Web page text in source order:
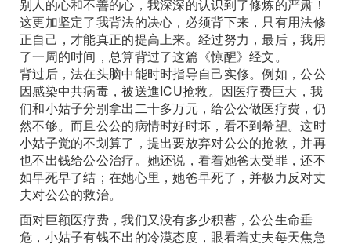
别人的心和不善的心，我深深的认识到了修炼的严肃！
这更加坚定了我背法的决心，必须背下来，只有用法修
正自己，才能真正的提高上来。经过努力，最后，我用
了一周的时间，总算背过了这篇《惊醒》经文。
背过后，法在头脑中能时时指导自己实修。例如，公公
因感染中共病毒，被送進ICU抢救。因医疗费巨大，我
们和小姑子分别拿出二十多万元，给公公做医疗费，仍
然不够。而且公公的病情时好时坏，看不到希望。这时
小姑子觉的不划算了，提出要放弃对公公的抢救，并再
也不出钱给公公治疗。她还说，看着她爸太受罪，还不
如早死早了结；在她心里，她爸早死了，并极力反对丈
夫对公公的救治。
面对巨额医疗费，我们又没有多少积蓄，公公生命垂
危，小姑子有钱不出的冷漠态度，眼看着丈夫每天焦急